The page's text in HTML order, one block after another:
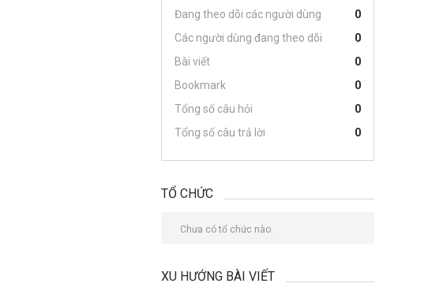
Đang theo dõi các người dùng
0
Các người dùng đang theo dõi
0
Bài viết
0
Bookmark
0
Tổng số câu hỏi
0
Tổng số câu trả lời
0
TỔ CHỨC
Chưa có tổ chức nào.
XU HƯỚNG BÀI VIẾT